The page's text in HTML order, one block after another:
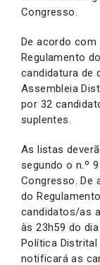
Congresso.
De acordo com
Regulamento
candidatura de
Assembleia
por 32
suplentes.
As listas
segundo o n.º
Congresso. De
do
candidatos/as
às 23h59 do
Política
notificará as